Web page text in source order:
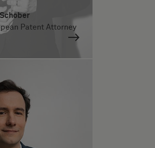
Patent Attorney